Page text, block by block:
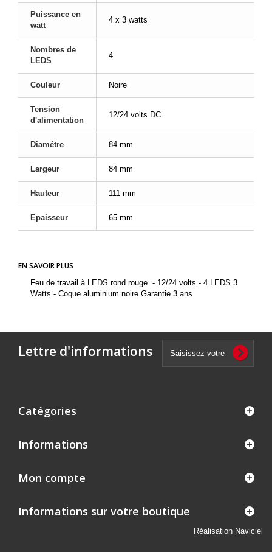
Puissance en
watt
4 x 3 watts
Nombres de
LEDS
4
Couleur Noire
Tension
d'alimentation
12/24 volts DC
Diamétre 84 mm
Largeur 84 mm
Hauteur 111 mm
Epaisseur 65 mm
EN SAVOIR PLUS
Feu de travail à LEDS rond rouge. - 12/24 volts - 4 LEDS 3
Watts - Coque aluminium noire Garantie 3 ans
Lettre d'informations
Catégories
Informations
Mon compte
Informations sur votre boutique
Réalisation Naviciel